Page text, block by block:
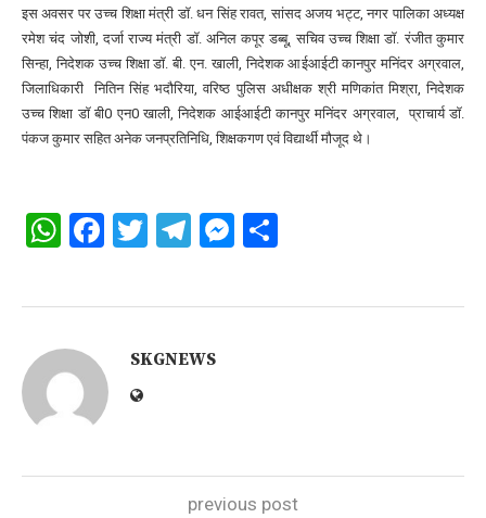
इस अवसर पर उच्च शिक्षा मंत्री डॉ. धन सिंह रावत, सांसद अजय भट्ट, नगर पालिका अध्यक्ष
रमेश चंद जोशी, दर्जा राज्य मंत्री डॉ. अनिल कपूर डब्बू, सचिव उच्च शिक्षा डॉ. रंजीत कुमार
सिन्हा, निदेशक उच्च शिक्षा डॉ. बी. एन. खाली, निदेशक आईआईटी कानपुर मनिंदर अग्रवाल,
जिलाधिकारी नितिन सिंह भदौरिया, वरिष्ठ पुलिस अधीक्षक श्री मणिकांत मिश्रा, निदेशक
उच्च शिक्षा डॉ बी0 एन0 खाली, निदेशक आईआईटी कानपुर मनिंदर अग्रवाल, प्राचार्य डॉ.
पंकज कुमार सहित अनेक जनप्रतिनिधि, शिक्षकगण एवं विद्यार्थी मौजूद थे।
WhatsApp
Facebook
Twitter
Telegram
Messenger
SKGNEWS
previous post